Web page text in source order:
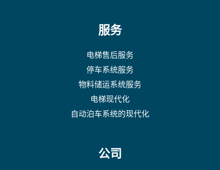
服务
电梯售后服务
停车系统服务
物料储运系统服务
电梯现代化
自动泊车系统的现代化
公司